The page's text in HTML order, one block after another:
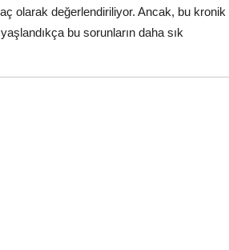
olarak değerlendiriliyor. Ancak, bu kronik
bu sorunların daha sık